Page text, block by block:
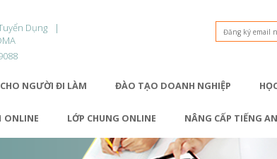
Dụng
NGƯỜI ĐI LÀM ĐÀO TẠO DOANH NGHIỆP
ONLINE LỚP CHUNG ONLINE NÂNG CẤP TIẾNG